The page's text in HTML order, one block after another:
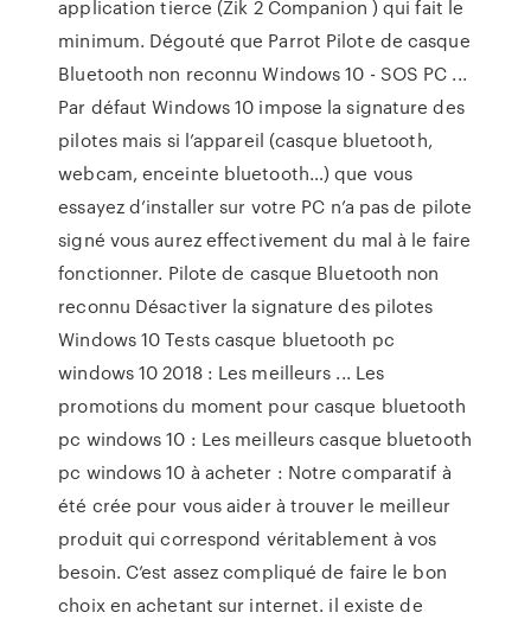
application tierce (Zik 2 Companion ) qui fait le
minimum. Dégouté que Parrot Pilote de casque
Bluetooth non reconnu Windows 10 - SOS PC ...
Par défaut Windows 10 impose la signature des
pilotes mais si l’appareil (casque bluetooth,
webcam, enceinte bluetooth…) que vous
essayez d’installer sur votre PC n’a pas de pilote
signé vous aurez effectivement du mal à le faire
fonctionner. Pilote de casque Bluetooth non
reconnu Désactiver la signature des pilotes
Windows 10 Tests casque bluetooth pc
windows 10 2018 : Les meilleurs ... Les
promotions du moment pour casque bluetooth
pc windows 10 : Les meilleurs casque bluetooth
pc windows 10 à acheter : Notre comparatif à
été crée pour vous aider à trouver le meilleur
produit qui correspond véritablement à vos
besoin. C’est assez compliqué de faire le bon
choix en achetant sur internet. il existe de